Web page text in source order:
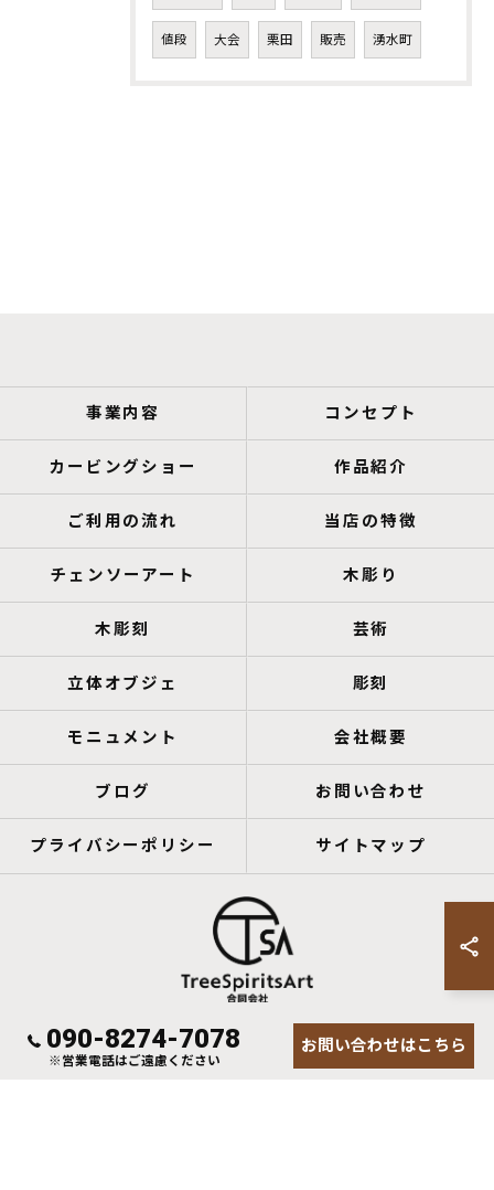
値段 大会 栗田 販売 湧水町
090-8274-7078
※営業電話はご遠慮ください
お問い合わせはこちら
事業内容 コンセプト
カービングショー 作品紹介
ご利用の流れ 当店の特徴
チェンソーアート 木彫り
木彫刻 芸術
立体オブジェ 彫刻
モニュメント 会社概要
ブログ お問い合わせ
プライバシーポリシー サイトマップ
© 2026 鹿児島のアートならTreeSpiritsArt合同会社 ALL RIGHTS RESERVED.